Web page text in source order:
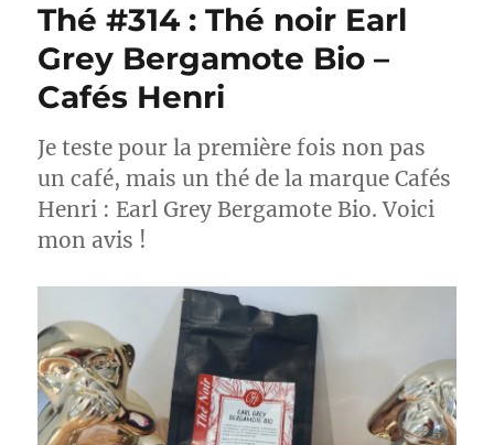
Thé #314 : Thé noir Earl
Grey Bergamote Bio –
Cafés Henri
Je teste pour la première fois non pas
un café, mais un thé de la marque Cafés
Henri : Earl Grey Bergamote Bio. Voici
mon avis !